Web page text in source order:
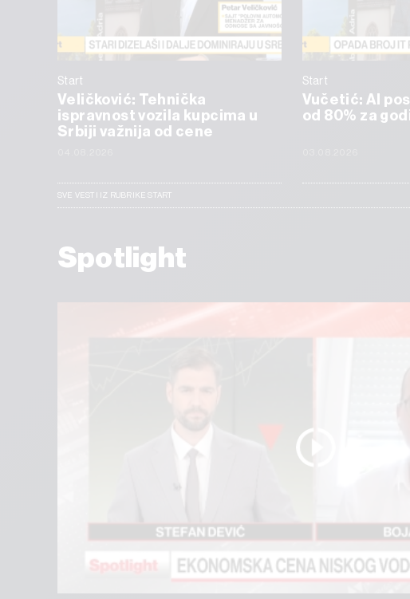
Start
Veličković: Tehnička
ispravnost vozila kupcima u
Srbiji važnija od cene
Start
Vučetić: AI
od 80% za
SVE VESTI IZ RUBRIKE START
Spotlight